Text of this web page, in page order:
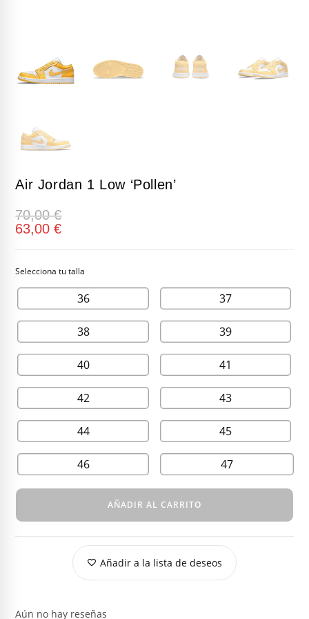
Air Jordan 1 Low ‘Pollen’
70,00€
63,00€
36 37
38 39
40 41
42 43
44 45
46 47
AÑADIR AL CARRITO
Añadir a la lista de deseos
Aún no hay reseñas